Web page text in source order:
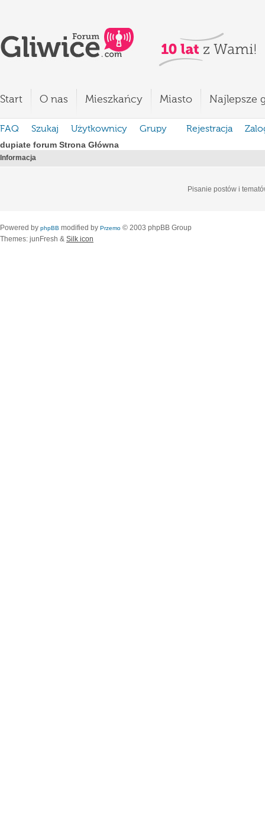
Start O nas Mieszkańcy Miasto Najlepsze
FAQ Szukaj Użytkownicy Grupy Rejestracja
dupiate forum Strona Główna
Informacja
Pisanie postów i
Powered by phpBB modified by Przemo © 2003 phpBB Group
Themes: junFresh & Silk icon